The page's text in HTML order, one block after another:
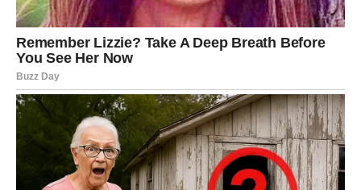
uključivao vježbe disanja, meditaciju i osvještavanje trenutka,
što je dodatno doprinijelo njenom emocionalnom blagostanju.
Snaga Ljubavi i Ljudskog Duha
Ova priča o gubitku i oporavku ne samo da oslikava duboke
borbe, već i nevjerojatnu otpornost ljudskog duha. Čak i u
najtežim trenucima, kada se čini da je sve izgubljeno, postoje
načini da se nosimo s tugom.Putovanje kroz tugu može nas